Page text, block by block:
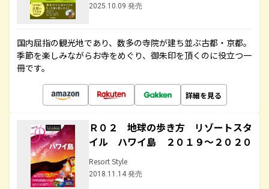
2025.10.09 発売
国内屈指の観光地であり、数多の寺院が建ち並ぶ古都・京都。
季節を楽しみながらお寺をめぐり、御朱印を頂くのに役立つ一
冊です。
詳細を見る
Ｒ０２ 地球の歩き方 リゾートスタ
イル ハワイ島 ２０１９～２０２０
Resort Style
2018.11.14 発売